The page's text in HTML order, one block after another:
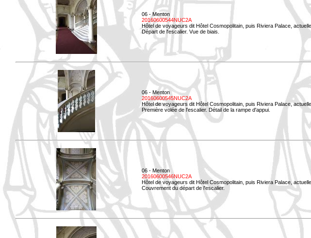
06 - Menton
20160600544NUC2A
Hôtel de voyageurs dit Hôtel Cosmopolitain, puis Riviera Palace,
Départ de l'escalier. Vue de biais.
06 - Menton
20160600545NUC2A
Hôtel de voyageurs dit Hôtel Cosmopolitain, puis Riviera Palace,
Première volée de l'escalier. Détail de la rampe d'appui.
06 - Menton
20160600546NUC2A
Hôtel de voyageurs dit Hôtel Cosmopolitain, puis Riviera Palace,
Couvrement du départ de l'escalier.